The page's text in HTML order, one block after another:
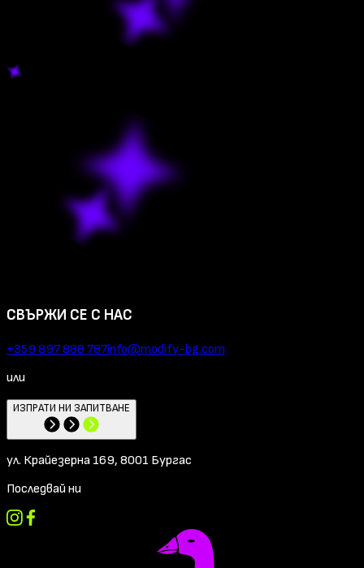
СВЪРЖИ СЕ С НАС
+359 897 888 787info@modify-bg.com
или
ИЗПРАТИ НИ ЗАПИТВАНЕ
ул. Крайезерна 169, 8001 Бургас
Последвай ни